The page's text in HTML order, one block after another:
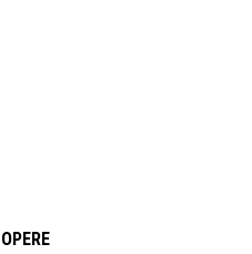
OPERE